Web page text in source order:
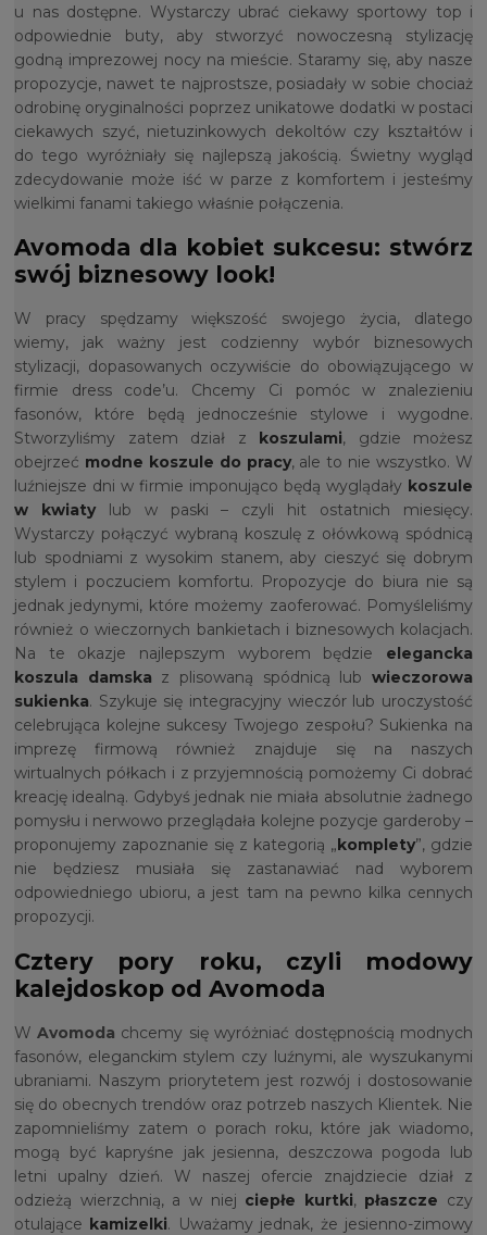
u nas dostępne. Wystarczy ubrać ciekawy sportowy top i
odpowiednie buty, aby stworzyć nowoczesną stylizację
godną imprezowej nocy na mieście. Staramy się, aby nasze
propozycje, nawet te najprostsze, posiadały w sobie chociaż
odrobinę oryginalności poprzez unikatowe dodatki w postaci
ciekawych szyć, nietuzinkowych dekoltów czy kształtów i
do tego wyróżniały się najlepszą jakością. Świetny wygląd
zdecydowanie może iść w parze z komfortem i jesteśmy
wielkimi fanami takiego właśnie połączenia.
Avomoda dla kobiet sukcesu: stwórz
swój biznesowy look!
W pracy spędzamy większość swojego życia, dlatego
wiemy, jak ważny jest codzienny wybór biznesowych
stylizacji, dopasowanych oczywiście do obowiązującego w
firmie dress code’u. Chcemy Ci pomóc w znalezieniu
fasonów, które będą jednocześnie stylowe i wygodne.
Stworzyliśmy zatem dział z
koszulami, gdzie możesz
obejrzeć modne koszule do pracy, ale to nie wszystko. W
luźniejsze dni w firmie imponująco będą wyglądały koszule
w kwiatylub w paski – czyli hit ostatnich miesięcy.
Wystarczy połączyć wybraną koszulę z ołówkową spódnicą
lub spodniami z wysokim stanem, aby cieszyć się dobrym
stylem i poczuciem komfortu. Propozycje do biura nie są
jednak jedynymi, które możemy zaoferować. Pomyśleliśmy
również o wieczornych bankietach i biznesowych kolacjach.
Na te okazje najlepszym wyborem będzie elegancka
koszula damska z plisowaną spódnicą lubwieczorowa
sukienka. Szykuje się integracyjny wieczór lub uroczystość
celebrująca kolejne sukcesy Twojego zespołu? Sukienka na
imprezę firmową również znajduje się na naszych
wirtualnych półkach i z przyjemnością pomożemy Ci dobrać
kreację idealną. Gdybyś jednak nie miała absolutnie żadnego
pomysłu i nerwowo przeglądała kolejne pozycje garderoby –
proponujemy zapoznanie się z kategorią „ komplety”, gdzie
nie będziesz musiała się zastanawiać nad wyborem
odpowiedniego ubioru, a jest tam na pewno kilka cennych
propozycji.
Cztery pory roku, czyli modowy
kalejdoskop od Avomoda
WAvomoda chcemy się wyróżniać dostępnością modnych
fasonów, eleganckim stylem czy luźnymi, ale wyszukanymi
ubraniami. Naszym priorytetem jest rozwój i dostosowanie
się do obecnych trendów oraz potrzeb naszych Klientek. Nie
zapomnieliśmy zatem o porach roku, które jak wiadomo,
mogą być kapryśne jak jesienna, deszczowa pogoda lub
letni upalny dzień. W naszej ofercie znajdziecie dział z
odzieżą wierzchnią, a w niej ciepłe kurtki, płaszcze czy
otulające kamizelki. Uważamy jednak, że jesienno-zimowy